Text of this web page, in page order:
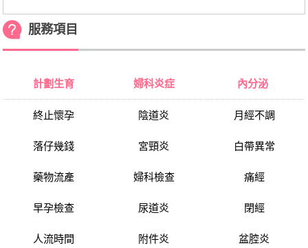
服務項目
計劃生育
終止懷孕
落仔幾錢
藥物流產
早孕檢查
人流時間
婦科炎症
陰道炎
宮頸炎
婦科檢查
尿道炎
附件炎
內分泌
月經不調
白帶異常
痛經
閉經
盆腔炎